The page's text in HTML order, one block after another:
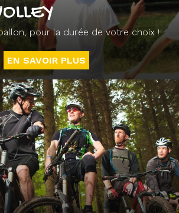
pour la durée de votre choix !
EN SAVOIR PLUS